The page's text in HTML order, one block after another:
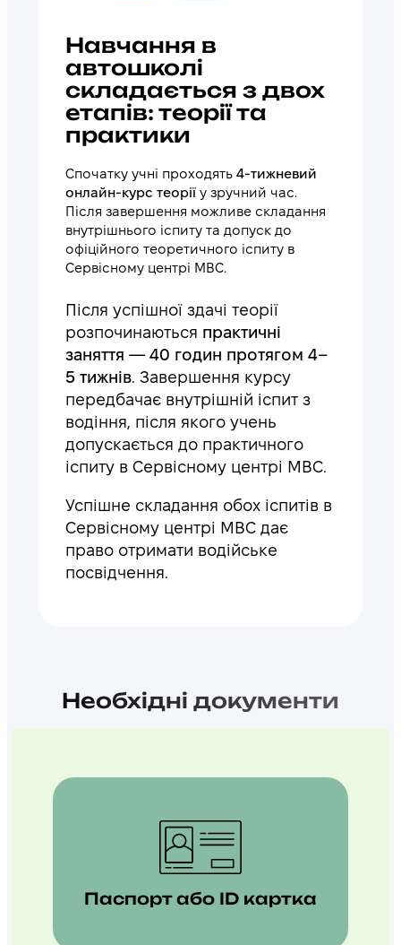
Навчання в
автошколі
складається з двох
етапів: теорії та
практики
Спочатку учні проходять 4-тижневий
онлайн-курс теорії у зручний час.
Після завершення можливе складання
внутрішнього іспиту та допуск до
офіційного теоретичного іспиту в
Сервісному центрі МВС.
Після успішної здачі теорії
розпочинаються практичні
заняття — 40 годин протягом 4–
5 тижнів . Завершення курсу
передбачає внутрішній іспит з
водіння, після якого учень
допускається до практичного
іспиту в Сервісному центрі МВС.
Успішне складання обох іспитів в
Сервісному центрі МВС дає
право отримати водійське
посвідчення.
Необхідні документи
Паспорт або ID картка